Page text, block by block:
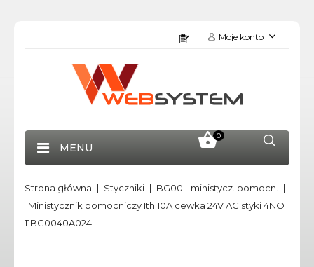
Moje konto
0
MENU
Strona główna Styczniki
BG00 - ministycz. pomocn.
Ministycznik pomocniczy Ith 10A cewka 24V AC styki 4NO
11BG0040A024